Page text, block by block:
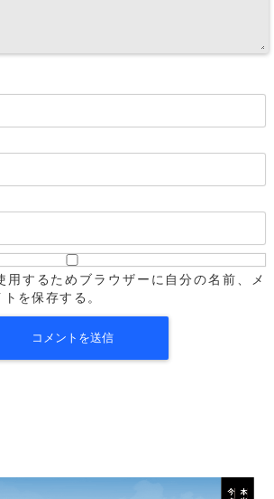
用するためブラウザーに自分の名前、メ
を保存する。